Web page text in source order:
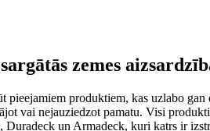
zemes
produktiem, kas uzlabo
vai nejauziedzot pamatu. Visi
un Armadeck, kuri katrs ir